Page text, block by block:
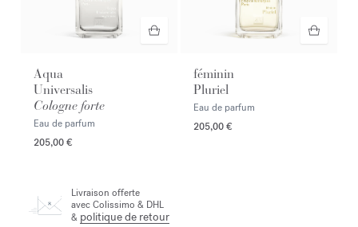
Aqua
Universalis
Cologne forte
Eau de parfum
205,00 €
féminin
Pluriel
Eau de parfum
205,00 €
Livraison offerte
avec Colissimo & DHL
& politique de retour